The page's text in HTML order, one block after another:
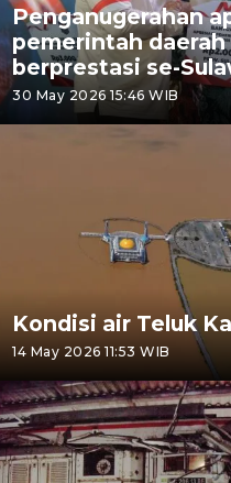
Penganugerahan
pemerintah daerah
berprestasi se-
30 May 2026 15:46 WIB
Kondisi air Teluk
14 May 2026 11:53 WIB